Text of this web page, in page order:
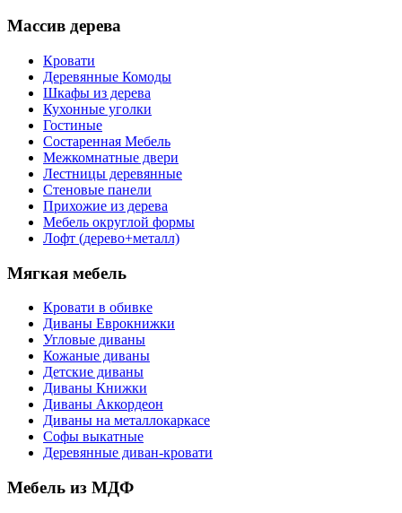
Массив дерева
Кровати
Деревянные Комоды
Шкафы из дерева
Кухонные уголки
Гостиные
Состаренная Мебель
Межкомнатные двери
Лестницы деревянные
Стеновые панели
Прихожие из дерева
Мебель округлой формы
Лофт (дерево+металл)
Мягкая мебель
Кровати в обивке
Диваны Еврокнижки
Угловые диваны
Кожаные диваны
Детские диваны
Диваны Книжки
Диваны Аккордеон
Диваны на металлокаркасе
Софы выкатные
Деревянные диван-кровати
Мебель из МДФ